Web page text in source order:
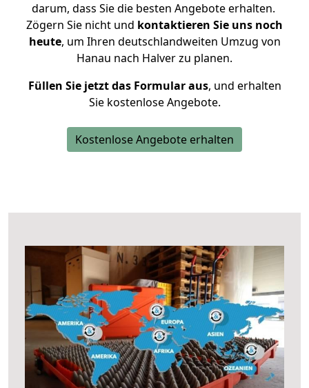
darum, dass Sie die besten Angebote erhalten.
Zögern Sie nicht und kontaktieren Sie uns noch
heute, um Ihren deutschlandweiten Umzug von
Hanau nach Halver zu planen.
Füllen Sie jetzt das Formular aus, und erhalten
Sie kostenlose Angebote.
Kostenlose Angebote erhalten